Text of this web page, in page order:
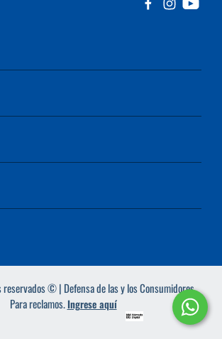
reservados © | Defensa de las y los Consumidores.
Para reclamos.Ingrese aquí